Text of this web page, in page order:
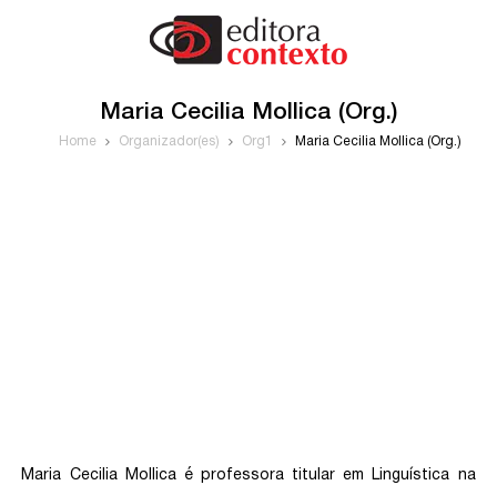
Maria Cecilia Mollica (Org.)
Home Organizador(es) Org1 Maria Cecilia Mollica (Org.)
Maria Cecilia Mollica é professora titular em Linguística na